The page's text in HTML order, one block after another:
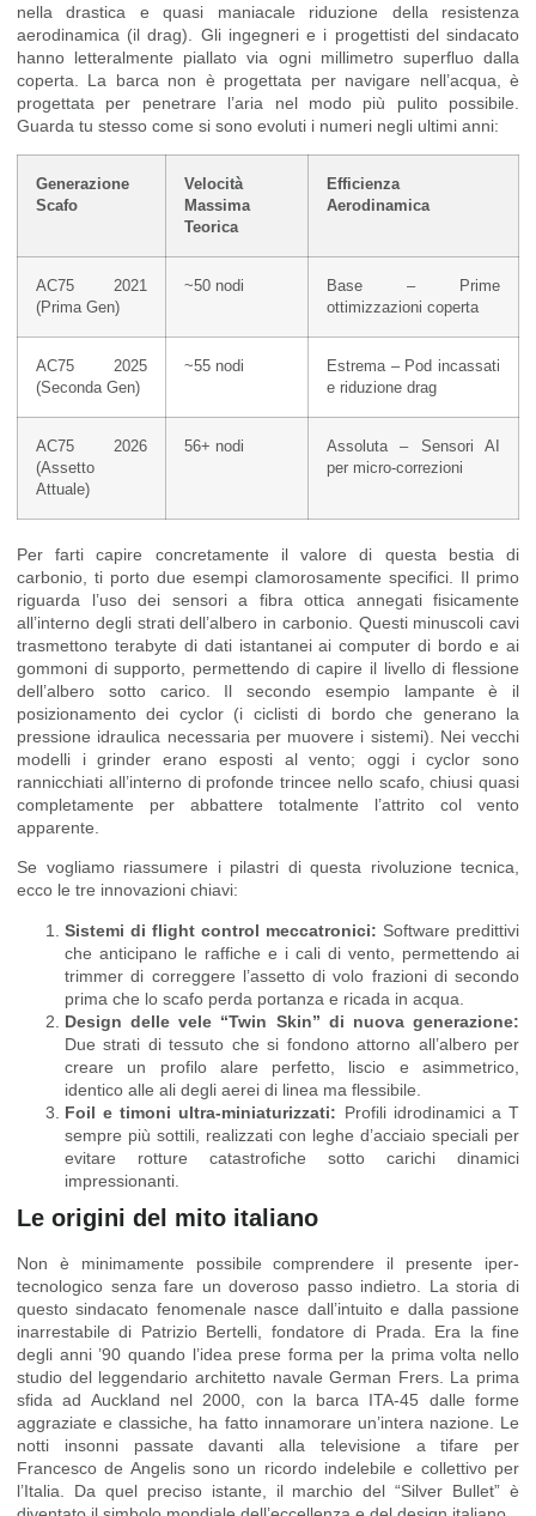
nella drastica e quasi maniacale riduzione della resistenza
aerodinamica (il drag). Gli ingegneri e i progettisti del sindacato
hanno letteralmente piallato via ogni millimetro superfluo dalla
coperta. La barca non è progettata per navigare nell’acqua, è
progettata per penetrare l’aria nel modo più pulito possibile.
Guarda tu stesso come si sono evoluti i numeri negli ultimi anni:
Generazione
Scafo
Velocità
Massima
Teorica
Efficienza
Aerodinamica
AC75 2021
(Prima Gen)
~50 nodi
Base – Prime
ottimizzazioni coperta
AC75 2025
(Seconda Gen)
~55 nodi
Estrema – Pod incassati
e riduzione drag
AC75 2026
(Assetto
Attuale)
56+ nodi
Assoluta – Sensori AI
per micro-correzioni
Per farti capire concretamente il valore di questa bestia di
carbonio, ti porto due esempi clamorosamente specifici. Il primo
riguarda l’uso dei sensori a fibra ottica annegati fisicamente
all’interno degli strati dell’albero in carbonio. Questi minuscoli cavi
trasmettono terabyte di dati istantanei ai computer di bordo e ai
gommoni di supporto, permettendo di capire il livello di flessione
dell’albero sotto carico. Il secondo esempio lampante è il
posizionamento dei cyclor (i ciclisti di bordo che generano la
pressione idraulica necessaria per muovere i sistemi). Nei vecchi
modelli i grinder erano esposti al vento; oggi i cyclor sono
rannicchiati all’interno di profonde trincee nello scafo, chiusi quasi
completamente per abbattere totalmente l’attrito col vento
apparente.
Se vogliamo riassumere i pilastri di questa rivoluzione tecnica,
ecco le tre innovazioni chiavi:
Sistemi di flight control meccatronici: Software predittivi
che anticipano le raffiche e i cali di vento, permettendo ai
trimmer di correggere l’assetto di volo frazioni di secondo
prima che lo scafo perda portanza e ricada in acqua.
Design delle vele “Twin Skin” di nuova generazione:
Due strati di tessuto che si fondono attorno all’albero per
creare un profilo alare perfetto, liscio e asimmetrico,
identico alle ali degli aerei di linea ma flessibile.
Foil e timoni ultra-miniaturizzati: Profili idrodinamici a T
sempre più sottili, realizzati con leghe d’acciaio speciali per
evitare rotture catastrofiche sotto carichi dinamici
impressionanti.
Le origini del mito italiano
Non è minimamente possibile comprendere il presente iper-
tecnologico senza fare un doveroso passo indietro. La storia di
questo sindacato fenomenale nasce dall’intuito e dalla passione
inarrestabile di Patrizio Bertelli, fondatore di Prada. Era la fine
degli anni ’90 quando l’idea prese forma per la prima volta nello
studio del leggendario architetto navale German Frers. La prima
sfida ad Auckland nel 2000, con la barca ITA-45 dalle forme
aggraziate e classiche, ha fatto innamorare un’intera nazione. Le
notti insonni passate davanti alla televisione a tifare per
Francesco de Angelis sono un ricordo indelebile e collettivo per
l’Italia. Da quel preciso istante, il marchio del “Silver Bullet” è